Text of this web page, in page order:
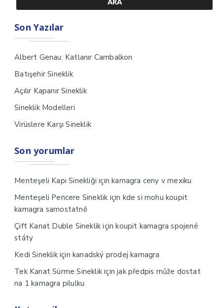
Son Yazılar
Albert Genau: Katlanır Cambalkon
Batışehir Sineklik
Açılır Kapanır Sineklik
Sineklik Modelleri
Virüslere Karşı Sineklik
Son yorumlar
Menteşeli Kapı Sinekliği içinkamagra ceny v mexiku
Menteşeli Pencere Sineklik için kde si mohu koupit
kamagra samostatně
Çift Kanat Duble Sineklik içinkoupit kamagra spojené
státy
Kedi Sineklikiçin kanadský prodej kamagra
Tek Kanat Sürme Sineklikiçinjak předpis může dostat
na 1 kamagra pilulku